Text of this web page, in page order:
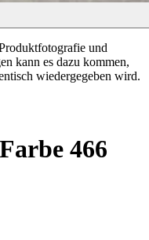
und
kann es dazu kommen,
wiedergegeben wird.
466